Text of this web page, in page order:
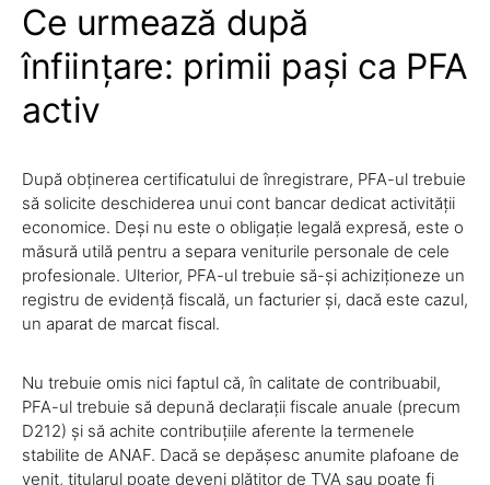
Ce urmează după
înființare: primii pași ca PFA
activ
După obținerea certificatului de înregistrare, PFA-ul trebuie
să solicite deschiderea unui cont bancar dedicat activității
economice. Deși nu este o obligație legală expresă, este o
măsură utilă pentru a separa veniturile personale de cele
profesionale. Ulterior, PFA-ul trebuie să-și achiziționeze un
registru de evidență fiscală, un facturier și, dacă este cazul,
un aparat de marcat fiscal.
Nu trebuie omis nici faptul că, în calitate de contribuabil,
PFA-ul trebuie să depună declarații fiscale anuale (precum
D212) și să achite contribuțiile aferente la termenele
stabilite de ANAF. Dacă se depășesc anumite plafoane de
venit, titularul poate deveni plătitor de TVA sau poate fi